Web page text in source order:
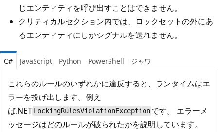
じエンティティを呼び出すことはできません。
クリティカルセクション内では、ロックセットの外にあ
るエンティティにしかシグナルを送れません。
C# JavaScript Python PowerShell ジャワ
これらのルールのいずれかに違反すると、ランタイムはエ
ラーを投げ出します。例え
ば.NET LockingRulesViolationException です。 エラーメ
ッセージはどのルールが破られたかを説明しています。